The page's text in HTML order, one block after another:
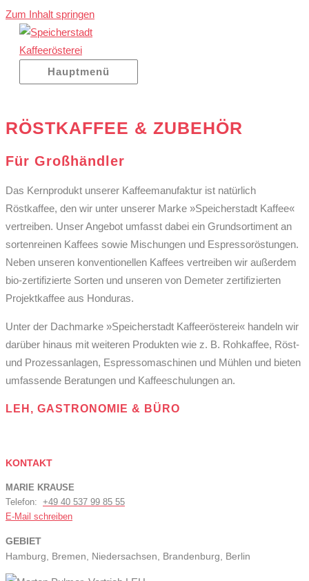
Zum Inhalt springen
Hauptmenü
RÖSTKAFFEE & ZUBEHÖR
Für Großhändler
Das Kernprodukt unserer Kaffeemanufaktur ist natürlich
Röstkaffee, den wir unter unserer Marke »Speicherstadt Kaffee«
vertreiben. Unser Angebot umfasst dabei ein Grundsortiment an
sortenreinen Kaffees sowie Mischungen und Espressoröstungen.
Neben unseren konventionellen Kaffees vertreiben wir außerdem
bio-zertifizierte Sorten und unseren von Demeter zertifizierten
Projektkaffee aus Honduras.
Unter der Dachmarke »Speicherstadt Kaffeerösterei« handeln wir
darüber hinaus mit weiteren Produkten wie z. B. Rohkaffee, Röst-
und Prozessanlagen, Espressomaschinen und Mühlen und bieten
umfassende Beratungen und Kaffeeschulungen an.
LEH, GASTRONOMIE & BÜRO
KONTAKT
MARIE KRAUSE
Telefon: +49 40 537 99 85 55
E-Mail schreiben
GEBIET
Hamburg, Bremen, Niedersachsen, Brandenburg, Berlin